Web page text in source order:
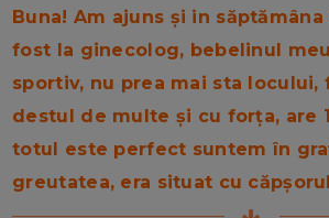
Buna! Am ajuns și in săptămâna
fost la ginecolog, bebelinul
sportiv, nu prea mai sta locului,
destul de multe și cu forța, are
totul este perfect suntem în
greutatea, era situat cu